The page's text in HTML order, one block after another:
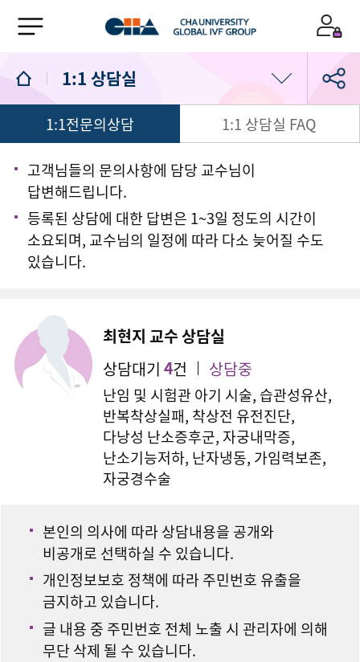
1:1 상담실
의료진/진료일정
진료예약
1:1 상담실
1:1전문의상담 1:1 상담실 FAQ
고객님들의 문의사항에 담당 교수님이
답변해드립니다.
등록된 상담에 대한 답변은 1~3일 정도의 시간이
소요되며, 교수님의 일정에 따라 다소 늦어질 수도
있습니다.
최현지 교수 상담실
상담대기4건 상담중
난임 및 시험관 아기 시술, 습관성유산,
반복착상실패, 착상전 유전진단,
다낭성 난소증후군, 자궁내막증,
난소기능저하, 난자냉동, 가임력보존,
자궁경수술
본인의 의사에 따라 상담내용을 공개와
비공개로 선택하실 수 있습니다.
개인정보보호 정책에 따라 주민번호 유출을
금지하고 있습니다.
글 내용 중 주민번호 전체 노출 시 관리자에 의해
무단 삭제 될 수 있습니다.